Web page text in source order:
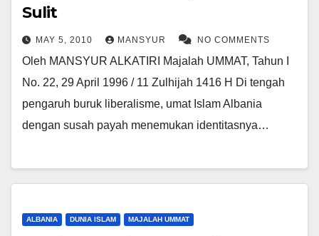
Sulit
MAY 5, 2010 MANSYUR NO COMMENTS
Oleh MANSYUR ALKATIRI Majalah UMMAT, Tahun I
No. 22, 29 April 1996 / 11 Zulhijah 1416 H Di tengah
pengaruh buruk liberalisme, umat Islam Albania
dengan susah payah menemukan identitasnya…
ALBANIA DUNIA ISLAM MAJALAH UMMAT